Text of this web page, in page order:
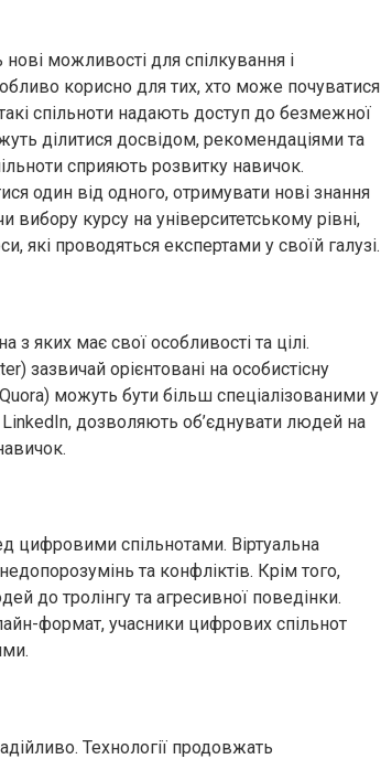
можливості для спілкування і
корисно для тих, хто може почуватися
спільноти надають доступ до безмежної
ділитися досвідом, рекомендаціями та
сприяють розвитку навичок.
один від одного, отримувати нові знання
курсу на університетському рівні,
які проводяться експертами у своїй галузі.
з яких має свої особливості та цілі.
зазвичай орієнтовані на особистісну
можуть бути більш спеціалізованими у
LinkedIn, дозволяють об’єднувати людей на
цифровими спільнотами. Віртуальна
та конфліктів. Крім того,
до тролінгу та агресивної поведінки.
формат, учасники цифрових спільнот
Технології продовжать